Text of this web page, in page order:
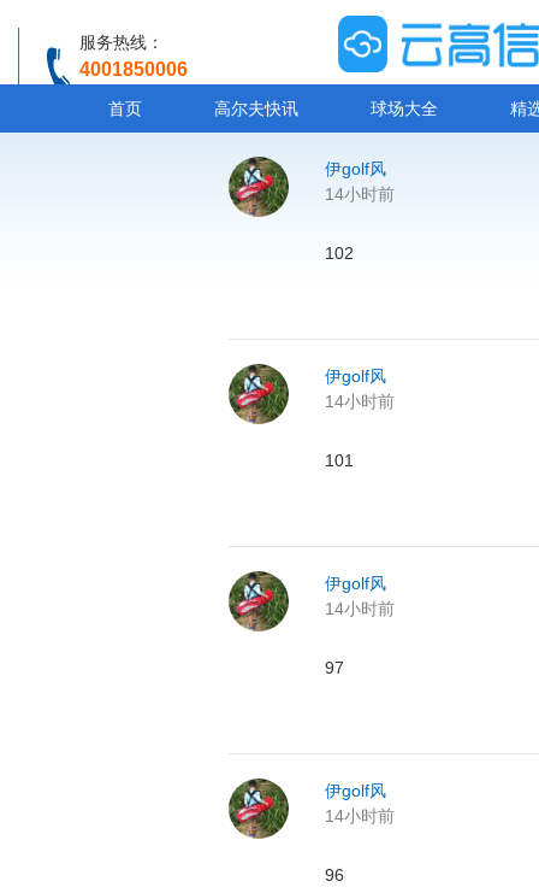
服务热线：
4001850006
首页 高尔夫快讯 球场大全 精
伊golf风
14小时前
102
伊golf风
14小时前
101
伊golf风
14小时前
97
伊golf风
14小时前
96